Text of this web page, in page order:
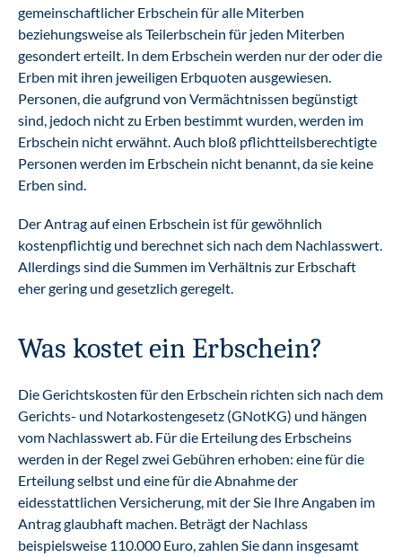
gemeinschaftlicher Erbschein für alle Miterben
beziehungsweise als Teilerbschein für jeden Miterben
gesondert erteilt. In dem Erbschein werden nur der oder die
Erben mit ihren jeweiligen Erbquoten ausgewiesen.
Personen, die aufgrund von Vermächtnissen begünstigt
sind, jedoch nicht zu Erben bestimmt wurden, werden im
Erbschein nicht erwähnt. Auch bloß pflichtteilsberechtigte
Personen werden im Erbschein nicht benannt, da sie keine
Erben sind.
Der Antrag auf einen Erbschein ist für gewöhnlich
kostenpflichtig und berechnet sich nach dem Nachlasswert.
Allerdings sind die Summen im Verhältnis zur Erbschaft
eher gering und gesetzlich geregelt.
Was kostet ein Erbschein?
Die Gerichtskosten für den Erbschein richten sich nach dem
Gerichts- und Notarkostengesetz (GNotKG) und hängen
vom Nachlasswert ab. Für die Erteilung des Erbscheins
werden in der Regel zwei Gebühren erhoben: eine für die
Erteilung selbst und eine für die Abnahme der
eidesstattlichen Versicherung, mit der Sie Ihre Angaben im
Antrag glaubhaft machen. Beträgt der Nachlass
beispielsweise 110.000 Euro, zahlen Sie dann insgesamt